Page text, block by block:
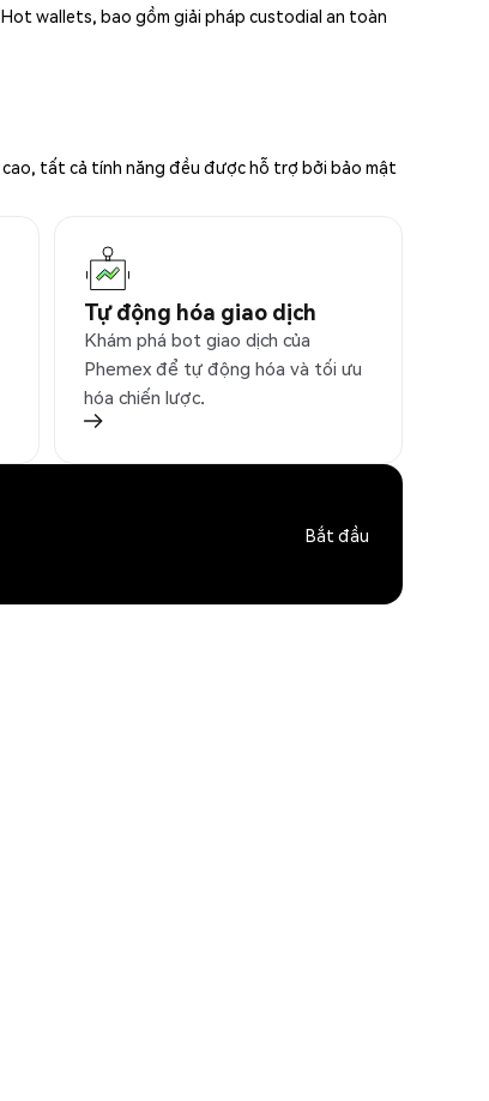
wallets, bao gồm giải pháp custodial an toàn
tất cả tính năng đều được hỗ trợ bởi bảo mật
Tự động hóa giao dịch
Khám phá bot giao dịch của
Phemex để tự động hóa và tối ưu
hóa chiến lược.
Bắt đầu